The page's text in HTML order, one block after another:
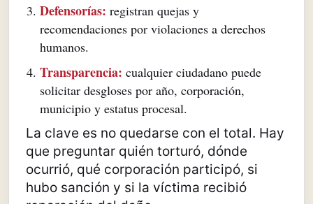
Defensorías: registran quejas y
recomendaciones por violaciones a derechos
humanos.
Transparencia: cualquier ciudadano puede
solicitar desgloses por año, corporación,
municipio y estatus procesal.
La clave es no quedarse con el total. Hay
que preguntar quién torturó, dónde
ocurrió, qué corporación participó, si
hubo sanción y si la víctima recibió